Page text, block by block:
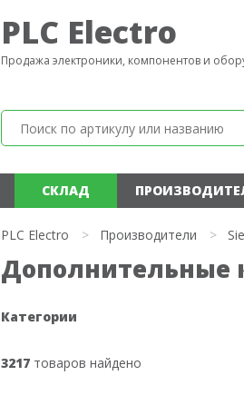
PLC Electro
Продажа электроники, компонентов и
СКЛАД
PLC Electro > Производители >
Дополнительные
Категории
3217 товаров найдено